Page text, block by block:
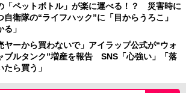
「ペットボトル」が楽に運べる！？ 災害時に
自衛隊の“ライフハック”に「目からうろこ」
る」
ヤーから買わないで」アイラップ公式が“ウォ
ブルタンク”増産を報告 SNS「心強い」「落
たら買う」